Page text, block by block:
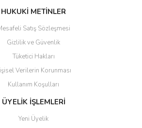
alternatifler olmalı.
Gönder
HUKUKİ METİNLER
Satış Sözleşmesi
Gizlilik ve Güvenlik
Tüketici Hakları
Verilerin Korunması
Kullanım Koşulları
ÜYELİK İŞLEMLERİ
Yeni Üyelik